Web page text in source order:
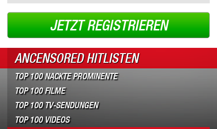
JETZT REGISTRIEREN
ANCENSORED HITLISTEN
TOP 100 NACKTE PROMINENTE
TOP 100 FILME
TOP 100 TV-SENDUNGEN
TOP 100 VIDEOS